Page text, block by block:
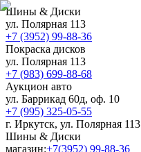
Шины & Диски
ул. Полярная 113
+7 (3952) 99-88-36
Покраска дисков
ул. Полярная 113
+7 (983) 699-88-68
Аукцион авто
ул. Баррикад 60д, оф. 10
+7 (995) 325-05-55
г. Иркутск, ул. Полярная 113
Шины & Диски
магазин:+7(3952) 99-88-36